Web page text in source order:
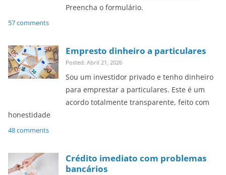
Preencha o formulário.
57 comments
Empresto dinheiro a particulares
Posted: Abril 21, 2026
Sou um investidor privado e tenho dinheiro
para emprestar a particulares. Este é um
acordo totalmente transparente, feito com
honestidade
48 comments
Crédito imediato com problemas
bancários